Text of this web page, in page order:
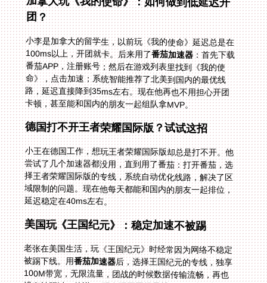
团？
小李是加拿大的留学生，以前玩《我的使命》延迟总是在
100ms以上，开团就卡。后来用了番茄加速器：首先下载
番茄APP，注册账号；然后在游戏列表里找到《我的使
命》，点击加速；系统智能推荐了北美到国内的最优线
路，延迟直接降到35ms左右。现在他再也不用担心开团
卡顿，甚至能和国内的朋友一起组队拿MVP。
德国打不开王者荣耀国际版？试试这招
小王在德国工作，想玩王者荣耀国际版却总是打不开。他
尝试了几个加速器都没用，直到用了番茄：打开番茄，选
择王者荣耀国际版的专线，系统自动优化线路，解决了区
域限制的问题。现在他每天都能和国内的朋友一起排位，
延迟稳定在40ms左右。
美国玩《王国纪元》：稳定加速不被踢
老张在美国生活，玩《王国纪元》时经常因为网络不稳定
被踢下线。用番茄加速器后，选择王国纪元的专线，独享
100M带宽，无限流量，团战的时候数据传输流畅，再也
没有被踢过。他说：“现在玩王国纪元就像在国内一样，